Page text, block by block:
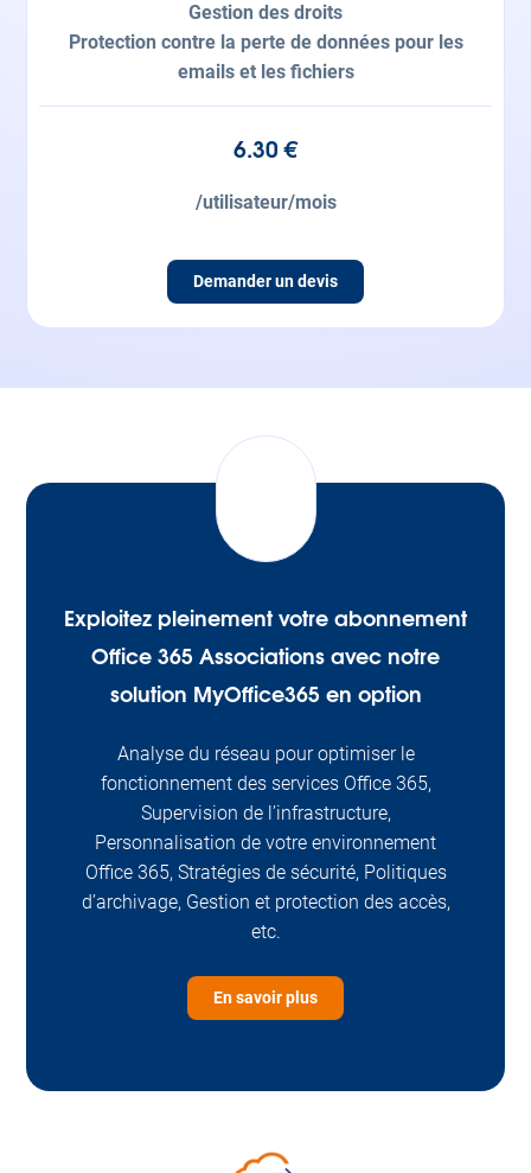
Gestion des droits
Protection contre la perte de données pour les
emails et les fichiers
6.30 €
/utilisateur/mois
Demander un devis
Exploitez pleinement votre abonnement
Office 365 Associations avec notre
solution MyOffice365 en option
Analyse du réseau pour optimiser le
fonctionnement des services Office 365,
Supervision de l’infrastructure,
Personnalisation de votre environnement
Office 365, Stratégies de sécurité, Politiques
d’archivage, Gestion et protection des accès,
etc.
En savoir plus